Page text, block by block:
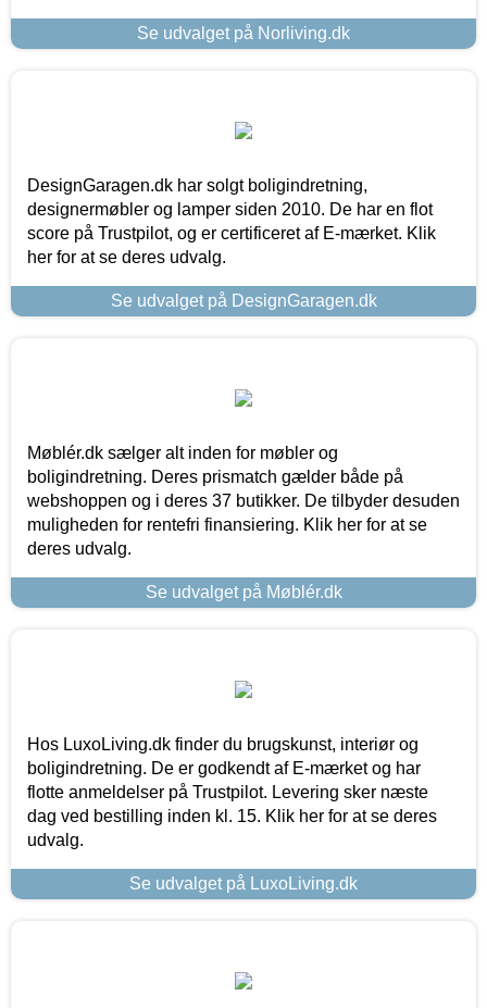
Se udvalget på Norliving.dk
DesignGaragen.dk har solgt boligindretning,
designermøbler og lamper siden 2010. De har en flot
score på Trustpilot, og er certificeret af E-mærket. Klik
her for at se deres udvalg.
Se udvalget på DesignGaragen.dk
Møblér.dk sælger alt inden for møbler og
boligindretning. Deres prismatch gælder både på
webshoppen og i deres 37 butikker. De tilbyder desuden
muligheden for rentefri finansiering. Klik her for at se
deres udvalg.
Se udvalget på Møblér.dk
Hos LuxoLiving.dk finder du brugskunst, interiør og
boligindretning. De er godkendt af E-mærket og har
flotte anmeldelser på Trustpilot. Levering sker næste
dag ved bestilling inden kl. 15. Klik her for at se deres
udvalg.
Se udvalget på LuxoLiving.dk